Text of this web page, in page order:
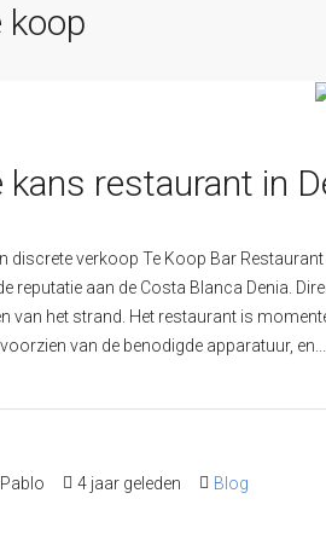
koop
kans restaurant in
discrete verkoop Te Koop Bar
reputatie aan de Costa Blanca Denia.
van het strand. Het restaurant is
van de benodigde apparatuur, en...
4 jaar geleden Blog